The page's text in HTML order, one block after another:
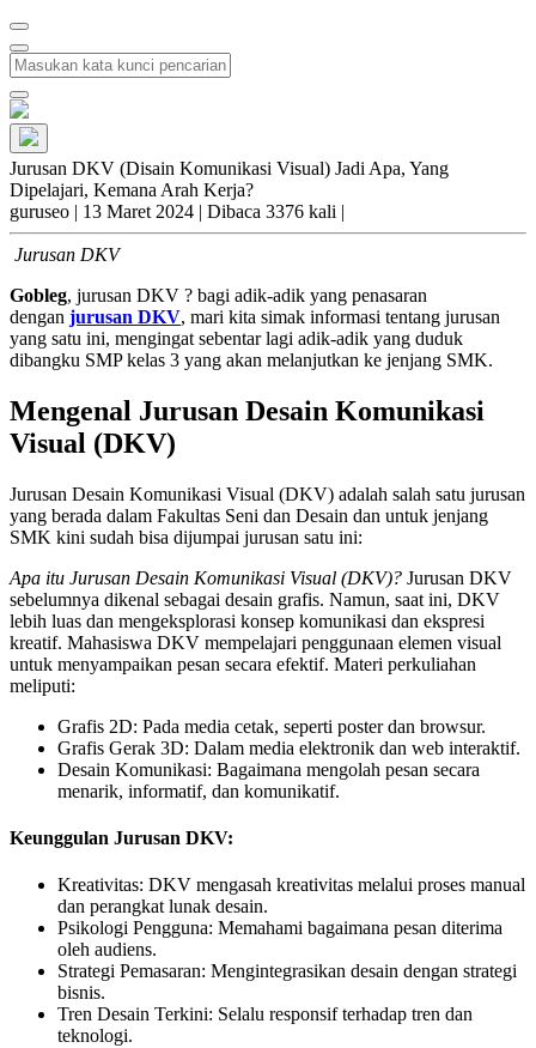
Jurusan DKV (Disain Komunikasi Visual) Jadi Apa, Yang
Dipelajari, Kemana Arah Kerja?
guruseo | 13 Maret 2024 | Dibaca 3376 kali |
Jurusan DKV
Gobleg, jurusan DKV ? bagi adik-adik yang penasaran
dengan jurusan DKV, mari kita simak informasi tentang jurusan
yang satu ini, mengingat sebentar lagi adik-adik yang duduk
dibangku SMP kelas 3 yang akan melanjutkan ke jenjang SMK.
Mengenal Jurusan Desain Komunikasi
Visual (DKV)
Jurusan Desain Komunikasi Visual (DKV) adalah salah satu jurusan
yang berada dalam Fakultas Seni dan Desain dan untuk jenjang
SMK kini sudah bisa dijumpai jurusan satu ini:
Apa itu Jurusan Desain Komunikasi Visual (DKV)? Jurusan DKV
sebelumnya dikenal sebagai desain grafis. Namun, saat ini, DKV
lebih luas dan mengeksplorasi konsep komunikasi dan ekspresi
kreatif. Mahasiswa DKV mempelajari penggunaan elemen visual
untuk menyampaikan pesan secara efektif. Materi perkuliahan
meliputi:
Grafis 2D: Pada media cetak, seperti poster dan browsur.
Grafis Gerak 3D: Dalam media elektronik dan web interaktif.
Desain Komunikasi: Bagaimana mengolah pesan secara
menarik, informatif, dan komunikatif.
Keunggulan Jurusan DKV:
Kreativitas: DKV mengasah kreativitas melalui proses manual
dan perangkat lunak desain.
Psikologi Pengguna: Memahami bagaimana pesan diterima
oleh audiens.
Strategi Pemasaran: Mengintegrasikan desain dengan strategi
bisnis.
Tren Desain Terkini: Selalu responsif terhadap tren dan
teknologi.